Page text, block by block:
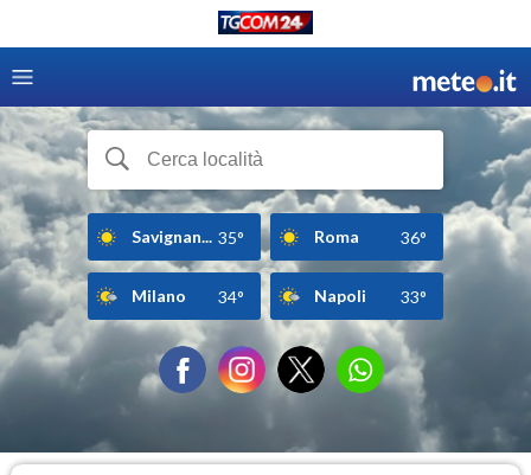
Savignan... 35° Roma 36°
Milano 34° Napoli 33°